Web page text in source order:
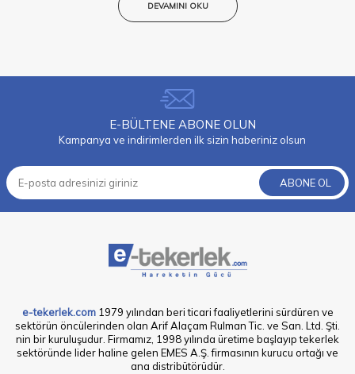
DEVAMINI OKU
E-BÜLTENE ABONE OLUN
Kampanya ve indirimlerden ilk sizin haberiniz olsun
ABONE OL
e-tekerlek.com1979 yılından beri ticari faaliyetlerini sürdüren ve
sektörün öncülerinden olan Arif Alaçam Rulman Tic. ve San. Ltd. Şti.
nin bir kuruluşudur. Firmamız, 1998 yılında üretime başlayıp tekerlek
sektöründe lider haline gelen EMES A.Ş. firmasının kurucu ortağı ve
ana distribütörüdür.